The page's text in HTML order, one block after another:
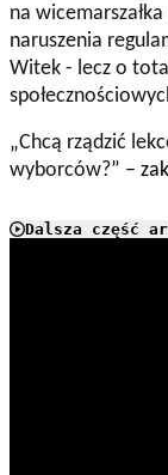
na
naruszenia
Witek - lecz o
„Chcą rządzić
wyborców?” –
Dalsza część